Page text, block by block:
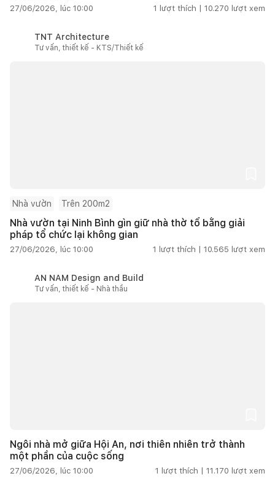
27/06/2026, lúc 10:00 1 lượt thích | 10.270 lượt xem
TNT Architecture
Tư vấn, thiết kế - KTS/Thiết kế
Nhà vườn Trên 200m2
Nhà vườn tại Ninh Bình gìn giữ nhà thờ tổ bằng giải
pháp tổ chức lại không gian
27/06/2026, lúc 10:00 1 lượt thích | 10.565 lượt xem
AN NAM Design and Build
Tư vấn, thiết kế - Nhà thầu
Ngôi nhà mở giữa Hội An, nơi thiên nhiên trở thành
một phần của cuộc sống
27/06/2026, lúc 10:00 1 lượt thích | 11.170 lượt xem